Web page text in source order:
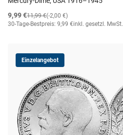
9,99 €
(-2,00 €)
11,99 €
30-Tage-Bestpreis: 9,99 €inkl. gesetzl. MwSt.
Einzelangebot